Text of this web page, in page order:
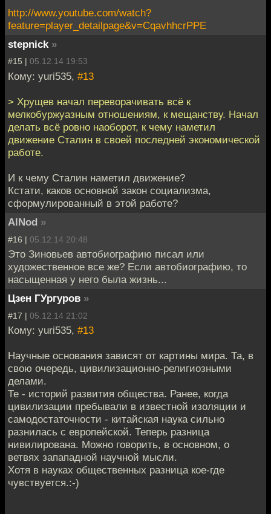
http://www.youtube.com/watch?
feature=player_detailpage&v=CqavhhcrPPE
stepnick »
#15 | 05.12.14 19:53
Кому: yuri535, #13
> Хрущев начал переворачивать всё к
мелкобуржуазным отношениям, к мещанству. Начал
делать всё ровно наоборот, к чему наметил
движение Сталин в своей последней экономической
работе.
И к чему Сталин наметил движение?
Кстати, каков основной закон социализма,
сформулированный в этой работе?
AlNod »
#16 | 05.12.14 20:48
Это Зиновьев автобиографию писал или
художественное все же? Если автобиографию, то
насыщенная у него была жизнь...
Цзен ГУргуров »
#17 | 05.12.14 21:02
Кому: yuri535, #13
Научные основания зависят от картины мира. Та, в
свою очередь, цивилизационно-религиозными
делами.
Те - историй развития общества. Ранее, когда
цивилизации пребывали в известной изоляции и
самодостаточности - китайская наука сильно
разнилась с европейской. Теперь разница
нивилирована. Можно говорить, в основном, о
ветвях запападной научной мысли.
Хотя в науках общественных разница кое-где
чувствуется.:-)